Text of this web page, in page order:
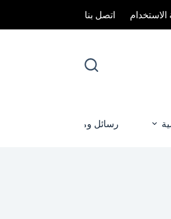
اتصل بنا
رسائل ومناسبات